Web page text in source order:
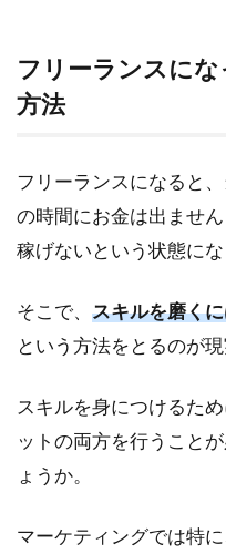
フリーランスに
方法
フリーランスになると
の時間にお金は出ませ
稼げないという状態にな
そこで、 スキルを磨く
という方法をとるのが現
スキルを身につけるた
ットの両方を行うこと
ょうか。
マーケティングでは特に